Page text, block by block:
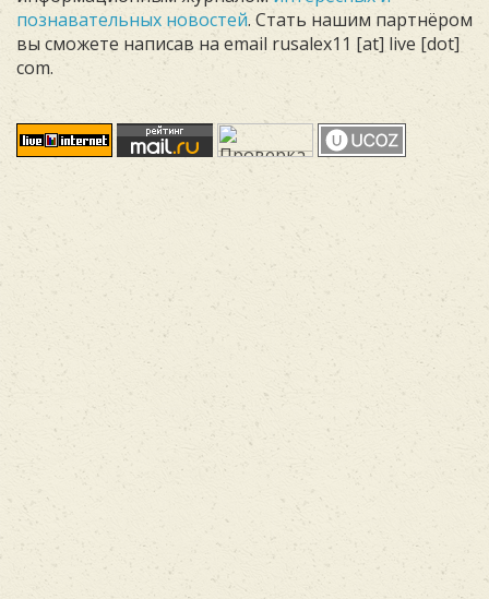
познавательных новостей. Стать нашим партнёром
вы сможете написав на email rusalex11 [at] live [dot]
com.